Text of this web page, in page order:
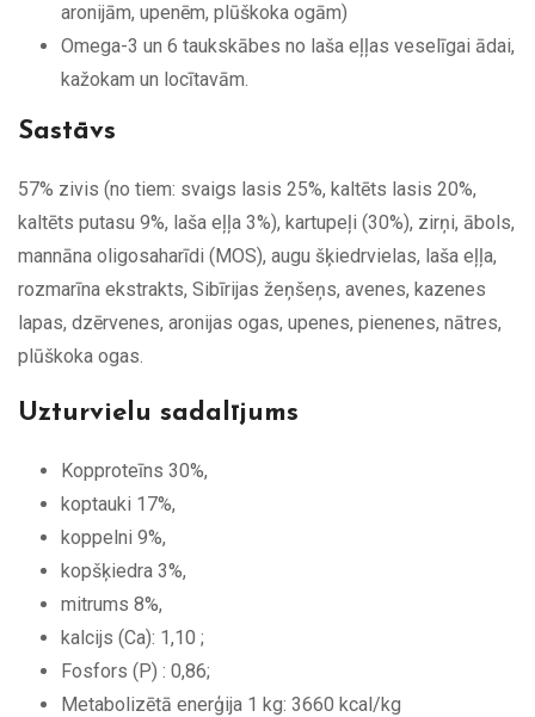
aronijām, upenēm, plūškoka ogām)
Omega-3 un 6 taukskābes no laša eļļas veselīgai ādai,
kažokam un locītavām.
Sastāvs
57% zivis (no tiem: svaigs lasis 25%, kaltēts lasis 20%,
kaltēts putasu 9%, laša eļļa 3%), kartupeļi (30%), zirņi, ābols,
mannāna oligosaharīdi (MOS), augu šķiedrvielas, laša eļļa,
rozmarīna ekstrakts, Sibīrijas žeņšeņs, avenes, kazenes
lapas, dzērvenes, aronijas ogas, upenes, pienenes, nātres,
plūškoka ogas.
Uzturvielu sadalījums
Kopproteīns 30%,
koptauki 17%,
koppelni 9%,
kopšķiedra 3%,
mitrums 8%,
kalcijs (Ca): 1,10 ;
Fosfors (P) : 0,86;
Metabolizētā enerģija 1 kg: 3660 kcal/kg